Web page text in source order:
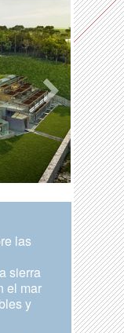
las
sierra
el mar
y